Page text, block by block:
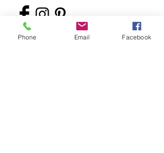
Phone Email Facebook